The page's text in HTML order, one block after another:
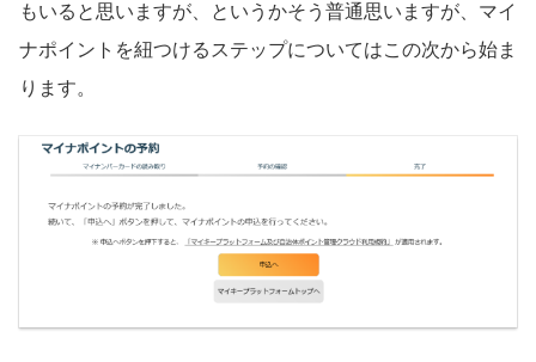
もいると思いますが、というかそう普通思いますが、マイ
ナポイントを紐つけるステップについてはこの次から始ま
ります。